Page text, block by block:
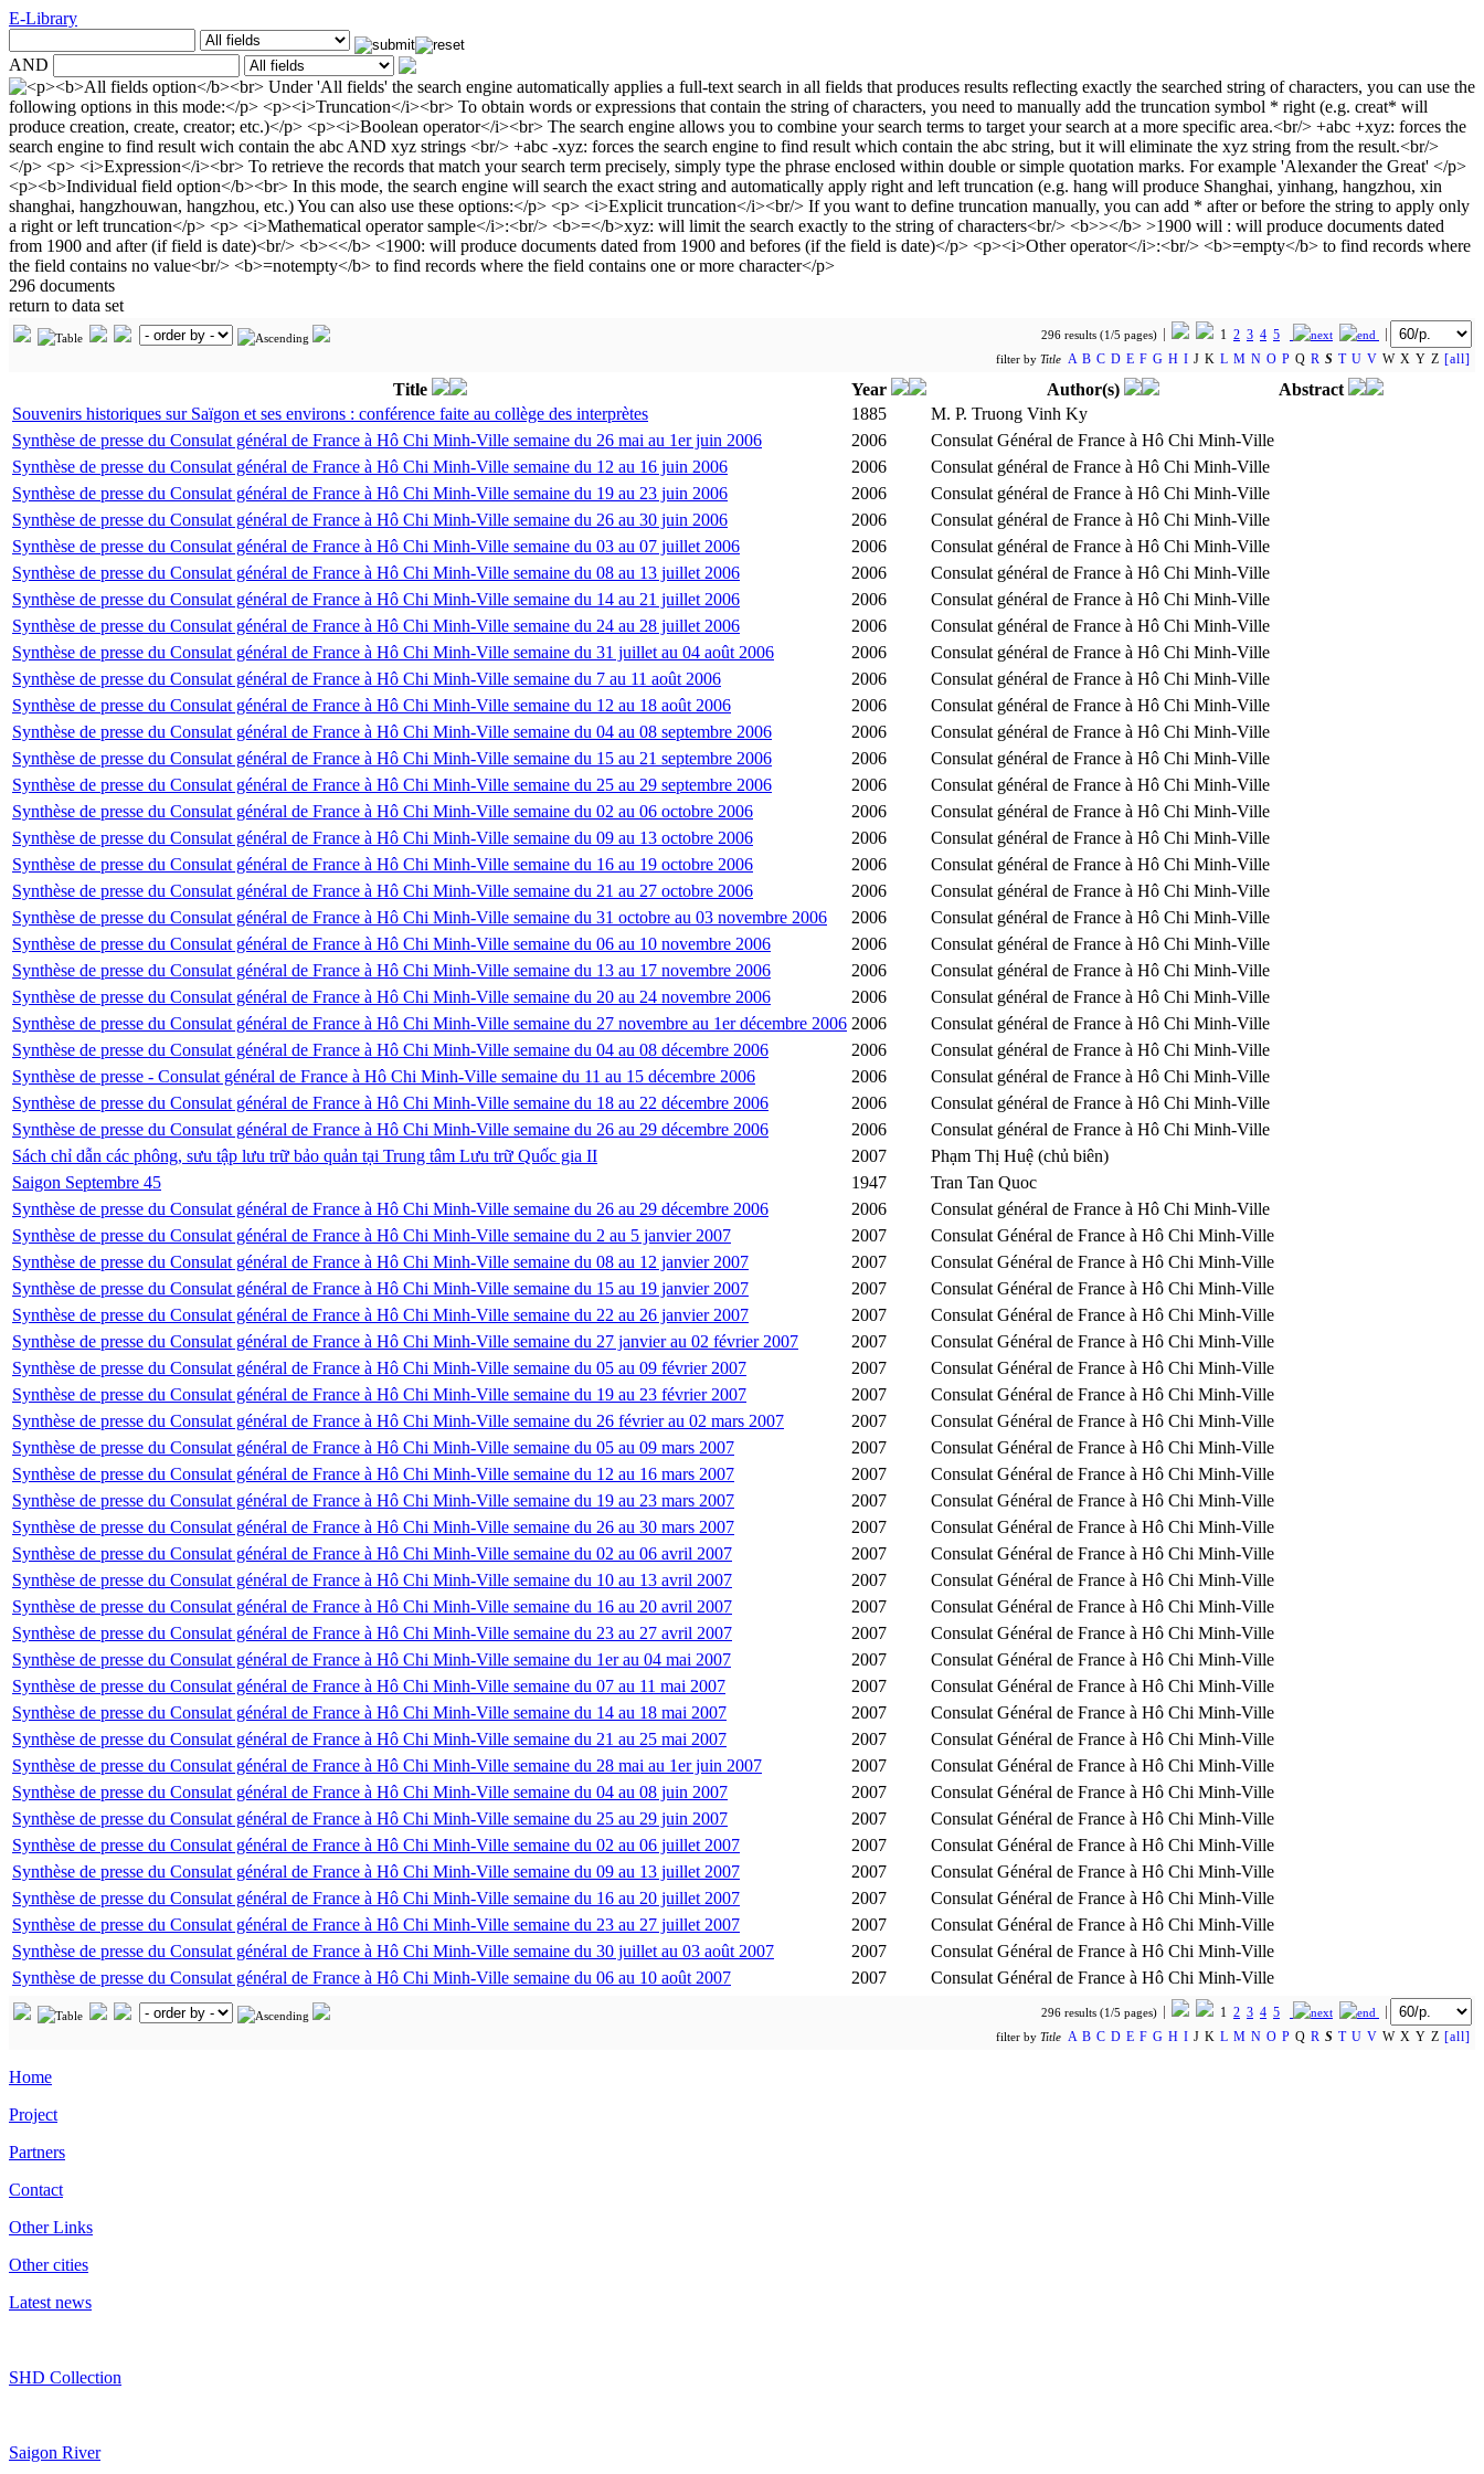
E-Library
AND
296 documents
return to data set
296 results (1/5 pages) 1 2 3 4 5
filter by Title A B C D E F G H I J K L M N O P Q R S T U V W X Y Z [all]
Title Year Author(s)
Abstract
Souvenirs historiques sur Saïgon et ses environs : conférence faite au collège des interprètes
1885
M. P. Truong Vinh Ky
Synthèse de presse du Consulat général de France à Hô Chi Minh-Ville semaine du 26 mai au 1er juin 2006
2006
Consulat Général de France à Hô Chi Minh-Ville
Synthèse de presse du Consulat général de France à Hô Chi Minh-Ville semaine du 12 au 16 juin 2006
2006
Consulat général de France à Hô Chi Minh-Ville
Synthèse de presse du Consulat général de France à Hô Chi Minh-Ville semaine du 19 au 23 juin 2006
2006
Consulat général de France à Hô Chi Minh-Ville
Synthèse de presse du Consulat général de France à Hô Chi Minh-Ville semaine du 26 au 30 juin 2006
2006
Consulat général de France à Hô Chi Minh-Ville
Synthèse de presse du Consulat général de France à Hô Chi Minh-Ville semaine du 03 au 07 juillet 2006
2006
Consulat général de France à Hô Chi Minh-Ville
Synthèse de presse du Consulat général de France à Hô Chi Minh-Ville semaine du 08 au 13 juillet 2006
2006
Consulat général de France à Hô Chi Minh-Ville
Synthèse de presse du Consulat général de France à Hô Chi Minh-Ville semaine du 14 au 21 juillet 2006
2006
Consulat général de France à Hô Chi Minh-Ville
Synthèse de presse du Consulat général de France à Hô Chi Minh-Ville semaine du 24 au 28 juillet 2006
2006
Consulat général de France à Hô Chi Minh-Ville
Synthèse de presse du Consulat général de France à Hô Chi Minh-Ville semaine du 31 juillet au 04 août 2006
2006
Consulat général de France à Hô Chi Minh-Ville
Synthèse de presse du Consulat général de France à Hô Chi Minh-Ville semaine du 7 au 11 août 2006
2006
Consulat général de France à Hô Chi Minh-Ville
Synthèse de presse du Consulat général de France à Hô Chi Minh-Ville semaine du 12 au 18 août 2006
2006
Consulat général de France à Hô Chi Minh-Ville
Synthèse de presse du Consulat général de France à Hô Chi Minh-Ville semaine du 04 au 08 septembre 2006
2006
Consulat général de France à Hô Chi Minh-Ville
Synthèse de presse du Consulat général de France à Hô Chi Minh-Ville semaine du 15 au 21 septembre 2006
2006
Consulat général de France à Hô Chi Minh-Ville
Synthèse de presse du Consulat général de France à Hô Chi Minh-Ville semaine du 25 au 29 septembre 2006
2006
Consulat général de France à Hô Chi Minh-Ville
Synthèse de presse du Consulat général de France à Hô Chi Minh-Ville semaine du 02 au 06 octobre 2006
2006
Consulat général de France à Hô Chi Minh-Ville
Synthèse de presse du Consulat général de France à Hô Chi Minh-Ville semaine du 09 au 13 octobre 2006
2006
Consulat général de France à Hô Chi Minh-Ville
Synthèse de presse du Consulat général de France à Hô Chi Minh-Ville semaine du 16 au 19 octobre 2006
2006
Consulat général de France à Hô Chi Minh-Ville
Synthèse de presse du Consulat général de France à Hô Chi Minh-Ville semaine du 21 au 27 octobre 2006
2006
Consulat général de France à Hô Chi Minh-Ville
Synthèse de presse du Consulat général de France à Hô Chi Minh-Ville semaine du 31 octobre au 03 novembre 2006
2006
Consulat général de France à Hô Chi Minh-Ville
Synthèse de presse du Consulat général de France à Hô Chi Minh-Ville semaine du 06 au 10 novembre 2006
2006
Consulat général de France à Hô Chi Minh-Ville
Synthèse de presse du Consulat général de France à Hô Chi Minh-Ville semaine du 13 au 17 novembre 2006
2006
Consulat général de France à Hô Chi Minh-Ville
Synthèse de presse du Consulat général de France à Hô Chi Minh-Ville semaine du 20 au 24 novembre 2006
2006
Consulat général de France à Hô Chi Minh-Ville
Synthèse de presse du Consulat général de France à Hô Chi Minh-Ville semaine du 27 novembre au 1er décembre 2006 2006
Consulat général de France à Hô Chi Minh-Ville
Synthèse de presse du Consulat général de France à Hô Chi Minh-Ville semaine du 04 au 08 décembre 2006
2006
Consulat général de France à Hô Chi Minh-Ville
Synthèse de presse - Consulat général de France à Hô Chi Minh-Ville semaine du 11 au 15 décembre 2006
2006
Consulat général de France à Hô Chi Minh-Ville
Synthèse de presse du Consulat général de France à Hô Chi Minh-Ville semaine du 18 au 22 décembre 2006
2006
Consulat général de France à Hô Chi Minh-Ville
Synthèse de presse du Consulat général de France à Hô Chi Minh-Ville semaine du 26 au 29 décembre 2006
2006
Consulat général de France à Hô Chi Minh-Ville
Sách chỉ dẫn các phông, sưu tập lưu trữ bảo quản tại Trung tâm Lưu trữ Quốc gia II
2007
Phạm Thị Huệ (chủ biên)
Saigon Septembre 45
1947
Tran Tan Quoc
Synthèse de presse du Consulat général de France à Hô Chi Minh-Ville semaine du 26 au 29 décembre 2006
2006
Consulat général de France à Hô Chi Minh-Ville
Synthèse de presse du Consulat général de France à Hô Chi Minh-Ville semaine du 2 au 5 janvier 2007
2007
Consulat Général de France à Hô Chi Minh-Ville
Synthèse de presse du Consulat général de France à Hô Chi Minh-Ville semaine du 08 au 12 janvier 2007
2007
Consulat Général de France à Hô Chi Minh-Ville
Synthèse de presse du Consulat général de France à Hô Chi Minh-Ville semaine du 15 au 19 janvier 2007
2007
Consulat Général de France à Hô Chi Minh-Ville
Synthèse de presse du Consulat général de France à Hô Chi Minh-Ville semaine du 22 au 26 janvier 2007
2007
Consulat Général de France à Hô Chi Minh-Ville
Synthèse de presse du Consulat général de France à Hô Chi Minh-Ville semaine du 27 janvier au 02 février 2007
2007
Consulat Général de France à Hô Chi Minh-Ville
Synthèse de presse du Consulat général de France à Hô Chi Minh-Ville semaine du 05 au 09 février 2007
2007
Consulat Général de France à Hô Chi Minh-Ville
Synthèse de presse du Consulat général de France à Hô Chi Minh-Ville semaine du 19 au 23 février 2007
2007
Consulat Général de France à Hô Chi Minh-Ville
Synthèse de presse du Consulat général de France à Hô Chi Minh-Ville semaine du 26 février au 02 mars 2007
2007
Consulat Général de France à Hô Chi Minh-Ville
Synthèse de presse du Consulat général de France à Hô Chi Minh-Ville semaine du 05 au 09 mars 2007
2007
Consulat Général de France à Hô Chi Minh-Ville
Synthèse de presse du Consulat général de France à Hô Chi Minh-Ville semaine du 12 au 16 mars 2007
2007
Consulat Général de France à Hô Chi Minh-Ville
Synthèse de presse du Consulat général de France à Hô Chi Minh-Ville semaine du 19 au 23 mars 2007
2007
Consulat Général de France à Hô Chi Minh-Ville
Synthèse de presse du Consulat général de France à Hô Chi Minh-Ville semaine du 26 au 30 mars 2007
2007
Consulat Général de France à Hô Chi Minh-Ville
Synthèse de presse du Consulat général de France à Hô Chi Minh-Ville semaine du 02 au 06 avril 2007
2007
Consulat Général de France à Hô Chi Minh-Ville
Synthèse de presse du Consulat général de France à Hô Chi Minh-Ville semaine du 10 au 13 avril 2007
2007
Consulat Général de France à Hô Chi Minh-Ville
Synthèse de presse du Consulat général de France à Hô Chi Minh-Ville semaine du 16 au 20 avril 2007
2007
Consulat Général de France à Hô Chi Minh-Ville
Synthèse de presse du Consulat général de France à Hô Chi Minh-Ville semaine du 23 au 27 avril 2007
2007
Consulat Général de France à Hô Chi Minh-Ville
Synthèse de presse du Consulat général de France à Hô Chi Minh-Ville semaine du 1er au 04 mai 2007
2007
Consulat Général de France à Hô Chi Minh-Ville
Synthèse de presse du Consulat général de France à Hô Chi Minh-Ville semaine du 07 au 11 mai 2007
2007
Consulat Général de France à Hô Chi Minh-Ville
Synthèse de presse du Consulat général de France à Hô Chi Minh-Ville semaine du 14 au 18 mai 2007
2007
Consulat Général de France à Hô Chi Minh-Ville
Synthèse de presse du Consulat général de France à Hô Chi Minh-Ville semaine du 21 au 25 mai 2007
2007
Consulat Général de France à Hô Chi Minh-Ville
Synthèse de presse du Consulat général de France à Hô Chi Minh-Ville semaine du 28 mai au 1er juin 2007
2007
Consulat Général de France à Hô Chi Minh-Ville
Synthèse de presse du Consulat général de France à Hô Chi Minh-Ville semaine du 04 au 08 juin 2007
2007
Consulat Général de France à Hô Chi Minh-Ville
Synthèse de presse du Consulat général de France à Hô Chi Minh-Ville semaine du 25 au 29 juin 2007
2007
Consulat Général de France à Hô Chi Minh-Ville
Synthèse de presse du Consulat général de France à Hô Chi Minh-Ville semaine du 02 au 06 juillet 2007
2007
Consulat Général de France à Hô Chi Minh-Ville
Synthèse de presse du Consulat général de France à Hô Chi Minh-Ville semaine du 09 au 13 juillet 2007
2007
Consulat Général de France à Hô Chi Minh-Ville
Synthèse de presse du Consulat général de France à Hô Chi Minh-Ville semaine du 16 au 20 juillet 2007
2007
Consulat Général de France à Hô Chi Minh-Ville
Synthèse de presse du Consulat général de France à Hô Chi Minh-Ville semaine du 23 au 27 juillet 2007
2007
Consulat Général de France à Hô Chi Minh-Ville
Synthèse de presse du Consulat général de France à Hô Chi Minh-Ville semaine du 30 juillet au 03 août 2007
2007
Consulat Général de France à Hô Chi Minh-Ville
Synthèse de presse du Consulat général de France à Hô Chi Minh-Ville semaine du 06 au 10 août 2007
2007 Consulat Général de France à Hô Chi Minh-Ville
296 results (1/5 pages) 1 2 3 4 5
filter by Title A B C D E F G H I J K L M N O P Q R S T U V W X Y Z [all]
Home
Project
Partners
Contact
Other Links
Other cities
Latest news
SHD Collection
Saigon River